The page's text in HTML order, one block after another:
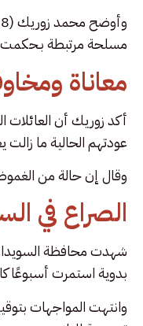
وأوضح محمد زوريك (58 عامًا) في تصريحات لـ”الأناضول”، أنهم
مسلحة مرتبطة بـحكمت
معاناة
أكد زوريك أن العائلات
عودتهم الحالية ما زالت
وقال إن حالة من
الصراع في
شهدت محافظة السويداء
بدوية استمرت أسبوعًا